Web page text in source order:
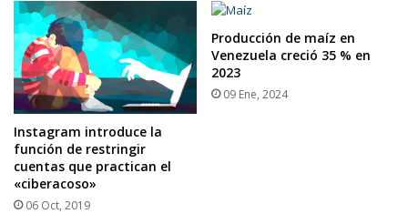
Instagram introduce la
función de restringir
cuentas que practican el
«ciberacoso»
06 Oct, 2019
Producción de maíz en
Venezuela creció 35 % en
2023
09 Ene, 2024